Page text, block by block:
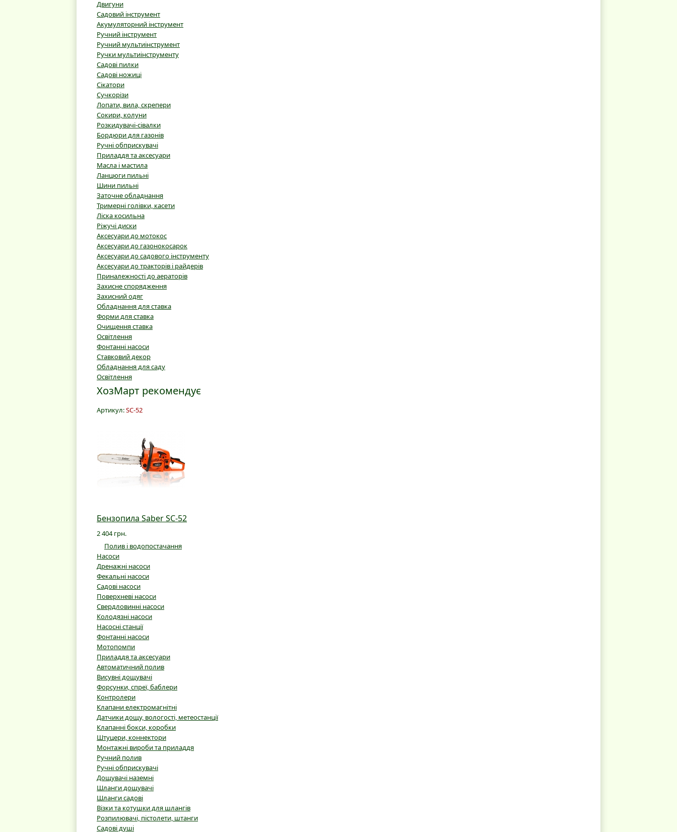
Двигуни
Садовий інструмент
Акумуляторний інструмент
Ручний інструмент
Ручний мультиінструмент
Ручки мультиінструменту
Садові пилки
Садові ножиці
Сікатори
Сучкорізи
Лопати, вила, скрепери
Сокири, колуни
Розкидувачі-сівалки
Бордюри для газонів
Ручні обприскувачі
Приладдя та аксесуари
Масла і мастила
Ланцюги пильні
Шини пильні
Заточне обладнання
Тримерні голівки, касети
Ліска косильна
Ріжучі диски
Аксесуари до мотокос
Аксесуари до газонокосарок
Аксесуари до садового інструменту
Аксесуари до тракторів і райдерів
Приналежності до аераторів
Захисне спорядження
Захисний одяг
Обладнання для ставка
Форми для ставка
Очищення ставка
Освітлення
Фонтанні насоси
Ставковий декор
Обладнання для саду
Освітлення
ХозМарт рекомендує
Артикул:SC-52
Бензопила Saber SC-52
2 404 грн.
Полив і водопостачання
Насоси
Дренажні насоси
Фекальні насоси
Садові насоси
Поверхневі насоси
Свердловинні насоси
Колодязні насоси
Насосні станції
Фонтанні насоси
Мотопомпи
Приладдя та аксесуари
Автоматичний полив
Висувні дощувачі
Форсунки, спреї, баблери
Контролери
Клапани електромагнітні
Датчики дощу, вологості, метеостанції
Клапанні бокси, коробки
Штуцери, коннектори
Монтажні вироби та приладдя
Ручний полив
Ручні обприскувачі
Дощувачі наземні
Шланги дощувачі
Шланги садові
Візки та котушки для шлангів
Розпилювачі, пістолети, штанги
Садові душі